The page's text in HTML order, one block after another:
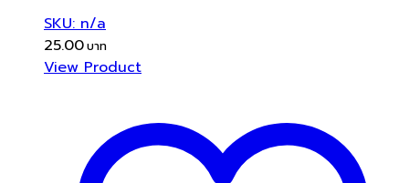
SKU: n/a
25.00
View Product